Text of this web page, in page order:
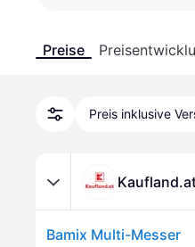
Preise
Preis inklusive
Bamix Multi-Messer